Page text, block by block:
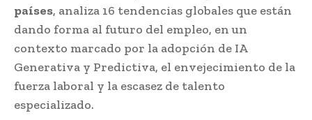
países, analiza 16 tendencias globales que están
dando forma al futuro del empleo, en un
contexto marcado por la adopción de IA
Generativa y Predictiva, el envejecimiento de la
fuerza laboral y la escasez de talento
especializado.